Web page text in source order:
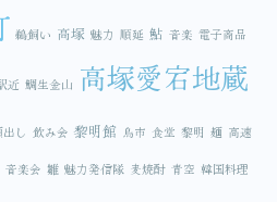
鵜飼い 高塚 魅力 順延 鮎 音楽 電子商品
近 鯛生金山 高塚愛宕地蔵
出し 飲み会 黎明館 鳥市 食堂 黎明 麺 高速
音楽会 雛 魅力発信隊 麦焼酎 青空 韓国料理